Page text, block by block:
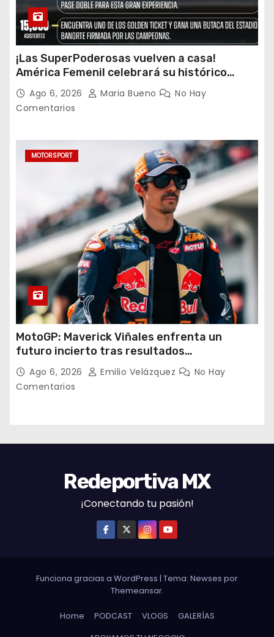
¡Las SuperPoderosas vuelven a casa!
América Femenil celebrará su histórico
triplete con una auténtica fiesta ante Cruz
Azul
Ago 6, 2026 Maria Bueno
No Hay
Comentarios
MOTORSPORT
MotoGP: Maverick Viñales enfrenta un
futuro incierto tras resultados
decepcionantes
Ago 6, 2026 Emilio Velázquez
No Hay
Comentarios
Redeportiva MX
¡Conectando tu pasión!
Funciona gracias a WordPress | Tema: Newses por
Themeansar.
Home PODCAST VLOGS
GALERÍAS